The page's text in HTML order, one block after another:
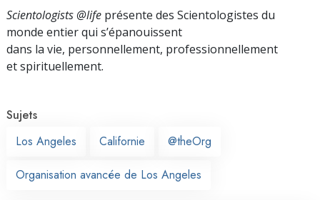
Scientologists @life présente des Scientologistes du
monde entier qui s’épanouissent
dans la vie, personnellement, professionnellement
et spirituellement.
Sujets
Los Angeles
Californie @theOrg
Organisation avancée de Los Angeles